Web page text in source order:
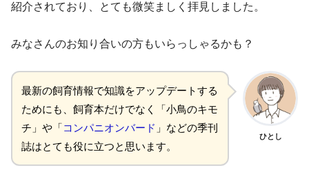
紹介されており、とても微笑ましく拝見しました。
みなさんのお知り合いの方もいらっしゃるかも？
最新の飼育情報で知識をアップデートする
ためにも、飼育本だけでなく「小鳥のキモ
チ」や「コンパニオンバード 」などの季刊
誌はとても役に立つと思います。
ひとし